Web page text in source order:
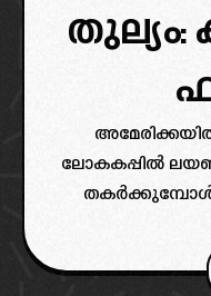
തുല്യം:
ലോകകപ്പിൽ
തകർക്കുമ്പോൾ,
പേരിൽ ഉയർന്ന
വിവാദങ്ങൾ